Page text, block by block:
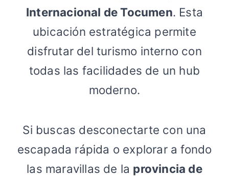
Internacional de Tocumen. Esta
ubicación estratégica permite
disfrutar del turismo interno con
todas las facilidades de un hub
moderno.
Si buscas desconectarte con una
escapada rápida o explorar a fondo
las maravillas de la provincia de